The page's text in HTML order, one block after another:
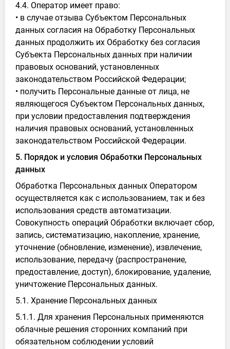
4.4. Оператор имеет право:
• в случае отзыва Субъектом Персональных
данных согласия на Обработку Персональных
данных продолжить их Обработку без согласия
Субъекта Персональных данных при наличии
правовых оснований, установленных
законодательством Российской Федерации;
• получить Персональные данные от лица, не
являющегося Субъектом Персональных данных,
при условии предоставления подтверждения
наличия правовых оснований, установленных
законодательством Российской Федерации.
5. Порядок и условия Обработки Персональных
данных
Обработка Персональных данных Оператором
осуществляется как с использованием, так и без
использования средств автоматизации.
Совокупность операций Обработки включает сбор,
запись, систематизацию, накопление, хранение,
уточнение (обновление, изменение), извлечение,
использование, передачу (распространение,
предоставление, доступ), блокирование, удаление,
уничтожение Персональных данных.
5.1. Хранение Персональных данных
5.1.1. Для хранения Персональных применяются
облачные решения сторонних компаний при
обязательном соблюдении условий